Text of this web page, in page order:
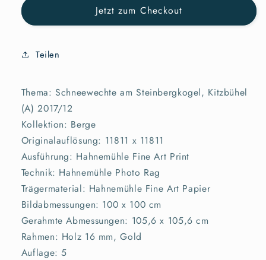
Jetzt zum Checkout
Teilen
Thema: Schneewechte am Steinbergkogel, Kitzbühel
(A) 2017/12
Kollektion: Berge
Originalauflösung: 11811 x 11811
Ausführung: Hahnemühle Fine Art Print
Technik: Hahnemühle Photo Rag
Trägermaterial: Hahnemühle Fine Art Papier
Bildabmessungen: 100 x 100 cm
Gerahmte Abmessungen: 105,6 x 105,6 cm
Rahmen: Holz 16 mm, Gold
Auflage: 5